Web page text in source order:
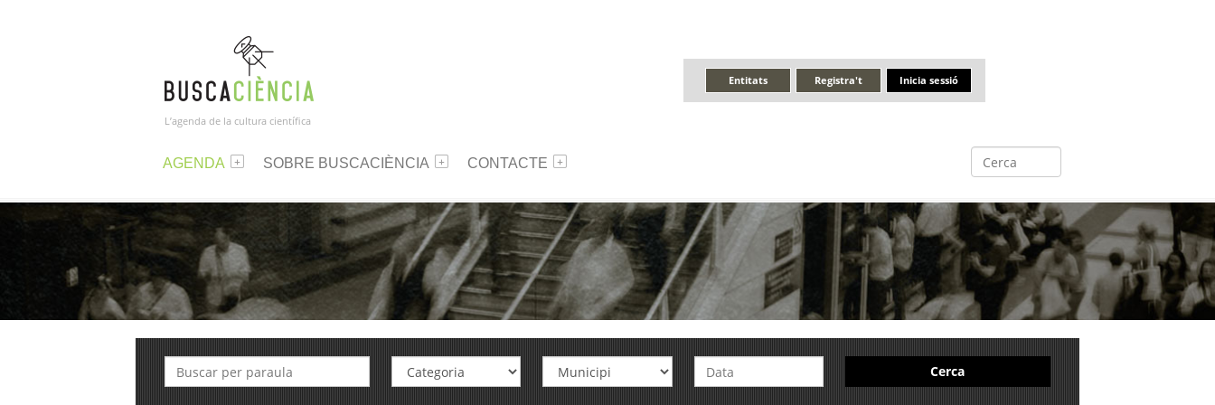
L’agenda de la cultura científica
Inicia sessió
Registra't
Entitats
AGENDA SOBRE BUSCACIÈNCIA CONTACTE
Cerca